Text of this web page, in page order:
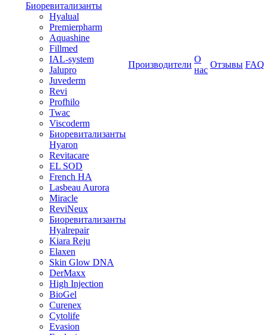
Биоревитализанты
Hyalual
Premierpharm
Aquashine
Fillmed
IAL-system
Jalupro
Juvederm
Revi
Profhilo
Twac
Viscoderm
Биоревитализанты
Hyaron
Revitacare
EL SOD
French HA
Lasbeau Aurora
Miracle
ReviNeux
Биоревитализанты
Hyalrepair
Kiara Reju
Elaxen
Skin Glow DNA
DerMaxx
High Injection
BioGel
Curenex
Cytolife
Evasion
Производители
О
нас
Отзывы FAQ